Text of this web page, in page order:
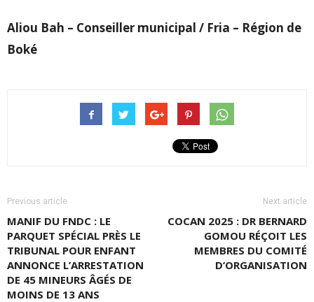
Aliou Bah – Conseiller municipal / Fria – Région de
Boké
Previous article
MANIF DU FNDC : LE
PARQUET SPÉCIAL PRÈS LE
TRIBUNAL POUR ENFANT
ANNONCE L’ARRESTATION
DE 45 MINEURS ÂGÉS DE
MOINS DE 13 ANS
Next article
COCAN 2025 : DR BERNARD
GOMOU RÉÇOIT LES
MEMBRES DU COMITÉ
D’ORGANISATION